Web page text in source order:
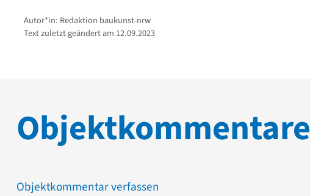
Autor*in: Redaktion baukunst-nrw
Text zuletzt geändert am 12.09.2023
Objektkommentare
Objektkommentar verfassen